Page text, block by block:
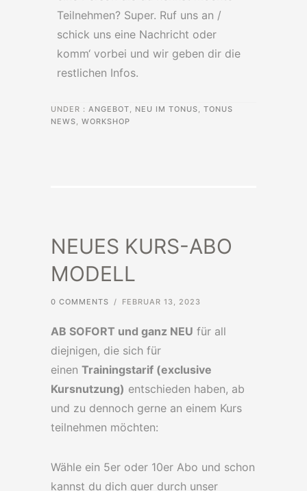
Teilnehmen? Super. Ruf uns an /
schick uns eine Nachricht oder
komm‘ vorbei und wir geben dir die
restlichen Infos.
UNDER : ANGEBOT, NEU IM TONUS, TONUS
NEWS, WORKSHOP
NEUES KURS-ABO
MODELL
0 COMMENTS / FEBRUAR 13, 2023
AB SOFORT und ganz NEU für all
diejnigen, die sich für
einen Trainingstarif (exclusive
Kursnutzung) entschieden haben, ab
und zu dennoch gerne an einem Kurs
teilnehmen möchten:
Wähle ein 5er oder 10er Abo und schon
kannst du dich quer durch unser